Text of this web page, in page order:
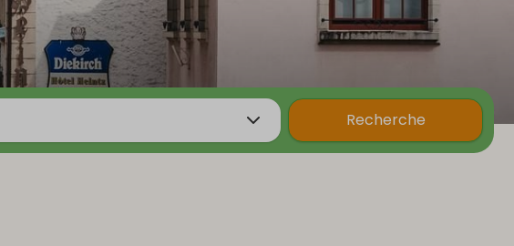
Recherche